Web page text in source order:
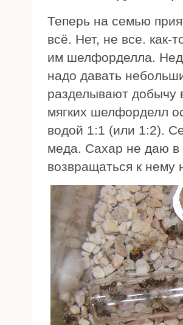
Теперь на семью
всё. Нет, не все. как-
им шелфорделла.
надо давать
разделывают добычу
мягких шелфорделл
водой 1:1 (или 1:2).
меда. Сахар не даю в
возвращаться к нему